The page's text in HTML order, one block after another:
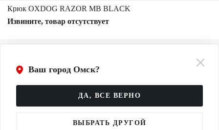
Ваш город Омск?
ДА, ВСЕ ВЕРНО
ВЫБРАТЬ ДРУГОЙ
Крюк OXDOG RAZOR MB BLACK
Извините, товар отсутствует